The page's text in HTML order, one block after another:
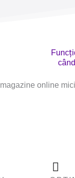
online